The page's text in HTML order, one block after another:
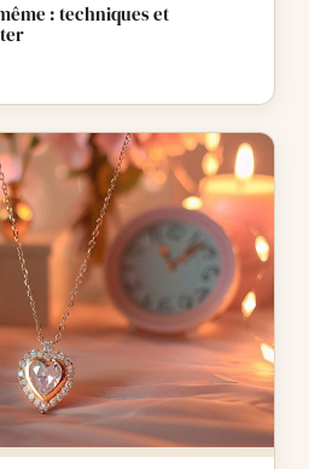
: techniques et